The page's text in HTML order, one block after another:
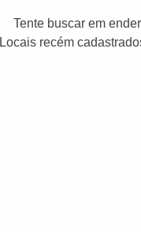
Tente buscar em
Locais recém